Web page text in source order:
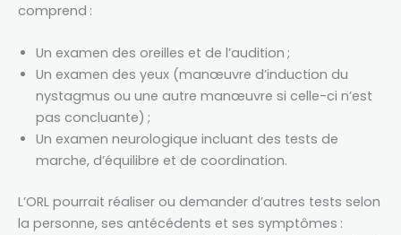
comprend :
Un examen des oreilles et de l’audition ;
Un examen des yeux (manœuvre d’induction du
nystagmus ou une autre manœuvre si celle-ci n’est
pas concluante) ;
Un examen neurologique incluant des tests de
marche, d’équilibre et de coordination.
L’ORL pourrait réaliser ou demander d’autres tests selon
la personne, ses antécédents et ses symptômes :